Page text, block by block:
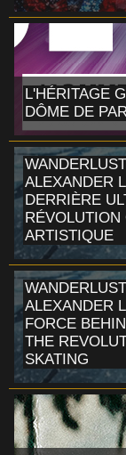
L'HÉRITAGE
DÔME DE
ALEXANDER
DERRIÈRE
ARTISTIQUE
ALEXANDER
FORCE
THE
SKATING